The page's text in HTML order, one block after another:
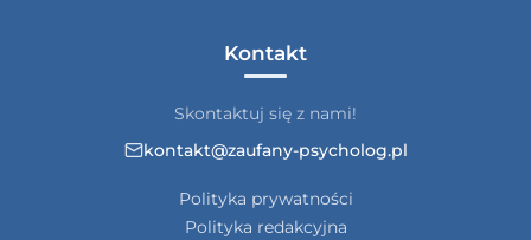
Kontakt
Skontaktuj się z nami!
kontakt@zaufany-psycholog.pl
Polityka prywatności
Polityka redakcyjna